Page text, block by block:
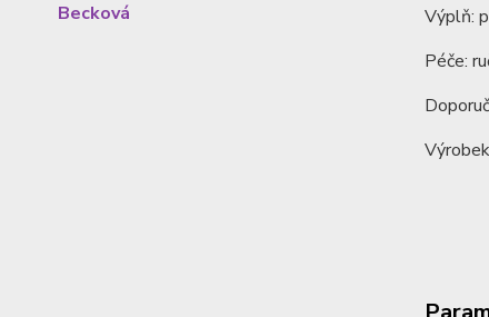
Becková
Výplň:
Péče: